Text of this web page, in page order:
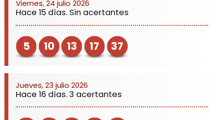
Viernes, 24 julio 2026
Hace 15 días. Sin acertantes
5 10 13 17 37
Jueves, 23 julio 2026
Hace 16 días. 3 acertantes